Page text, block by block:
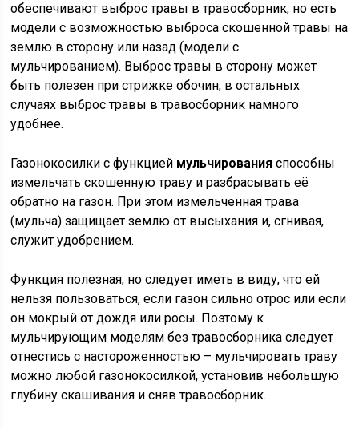
обеспечивают выброс травы в травосборник, но есть
модели с возможностью выброса скошенной травы на
землю в сторону или назад (модели с
мульчированием). Выброс травы в сторону может
быть полезен при стрижке обочин, в остальных
случаях выброс травы в травосборник намного
удобнее.
Газонокосилки с функцией мульчирования способны
измельчать скошенную траву и разбрасывать её
обратно на газон. При этом измельченная трава
(мульча) защищает землю от высыхания и, сгнивая,
служит удобрением.
Функция полезная, но следует иметь в виду, что ей
нельзя пользоваться, если газон сильно отрос или если
он мокрый от дождя или росы. Поэтому к
мульчирующим моделям без травосборника следует
отнестись с настороженностью – мульчировать траву
можно любой газонокосилкой, установив небольшую
глубину скашивания и сняв травосборник.